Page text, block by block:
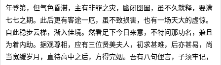
年登第，但气色昏滞，主有非罪之灾，幽闭囹圄，虽不久就释，要满
七七之期。此后更有客途一厄，虽不致损害，也有一场天大的虚惊。
自此稳步云梯，渐入佳境。然看足下今日来意，不特问那功名，兼且
为着内助。据观尊相，应有三位贤美夫人，初求甚难，后亦甚易，尚
当宽缓岁月，直待高中之后，方得完姻。吾有八句俚言，子须牢记，